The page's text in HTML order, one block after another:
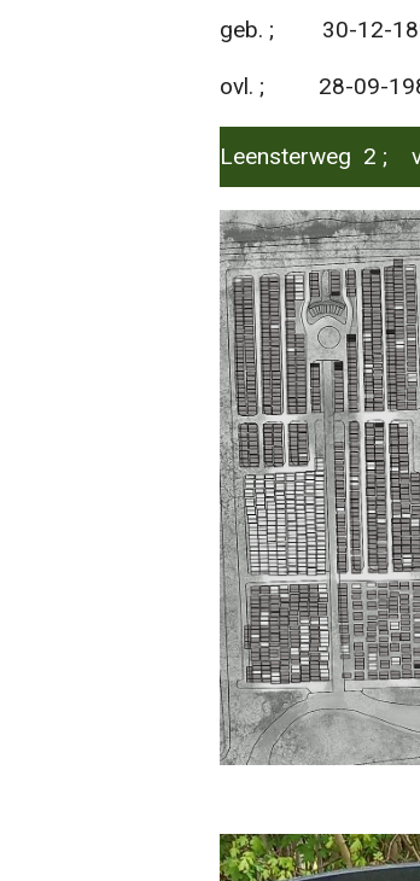
geb. ; 30-12-
ovl. ; 28-09-
Leensterweg 2